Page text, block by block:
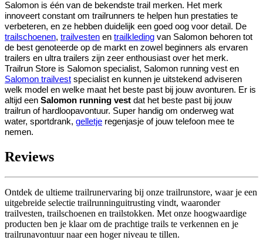
Salomon is één van de bekendste trail merken. Het merk
innoveert constant om trailrunners te helpen hun prestaties te
verbeteren, en ze hebben duidelijk een goed oog voor detail. De
trailschoenen, trailvesten en trailkleding van Salomon behoren tot
de best genoteerde op de markt en zowel beginners als ervaren
trailers en ultra trailers zijn zeer enthousiast over het merk.
Trailrun Store is Salomon specialist, Salomon running vest en
Salomon trailvest specialist en kunnen je uitstekend adviseren
welk model en welke maat het beste past bij jouw avonturen. Er is
altijd een Salomon running vest dat het beste past bij jouw
trailrun of hardloopavontuur. Super handig om onderweg wat
water, sportdrank, gelletje regenjasje of jouw telefoon mee te
nemen.
Reviews
Ontdek de ultieme trailrunervaring bij onze trailrunstore, waar je een
uitgebreide selectie trailrunninguitrusting vindt, waaronder
trailvesten, trailschoenen en trailstokken. Met onze hoogwaardige
producten ben je klaar om de prachtige trails te verkennen en je
trailrunavontuur naar een hoger niveau te tillen.